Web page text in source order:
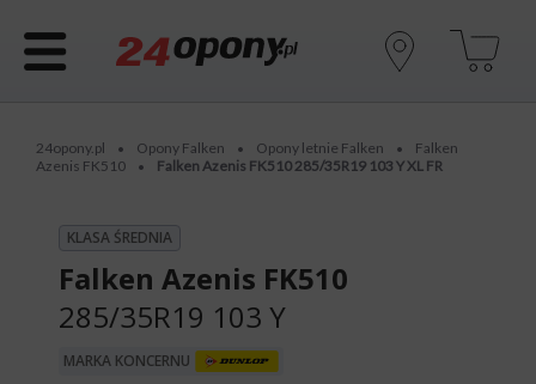
24opony.pl • Opony Falken • Opony letnie Falken •
Falken
Azenis FK510
• Falken Azenis FK510 285/35R19 103 Y XL FR
KLASA ŚREDNIA
Falken Azenis FK510
285/35R19 103 Y
MARKA KONCERNU